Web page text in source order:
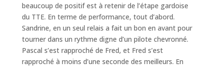
beaucoup de positif est à retenir de l’étape gardoise
du TTE. En terme de performance, tout d’abord.
Sandrine, en un seul relais a fait un bon en avant pour
tourner dans un rythme digne d’un pilote chevronné.
Pascal s’est rapproché de Fred, et Fred s’est
rapproché à moins d’une seconde des meilleurs. En